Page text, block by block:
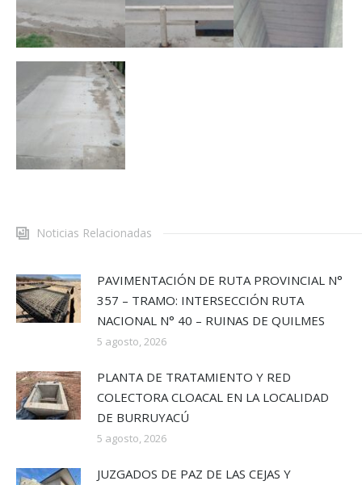
Noticias Relacionadas
PAVIMENTACIÓN DE RUTA PROVINCIAL N°
357 – TRAMO: INTERSECCIÓN RUTA
NACIONAL N° 40 – RUINAS DE QUILMES
5 agosto, 2026
PLANTA DE TRATAMIENTO Y RED
COLECTORA CLOACAL EN LA LOCALIDAD
DE BURRUYACÚ
5 agosto, 2026
JUZGADOS DE PAZ DE LAS CEJAS Y